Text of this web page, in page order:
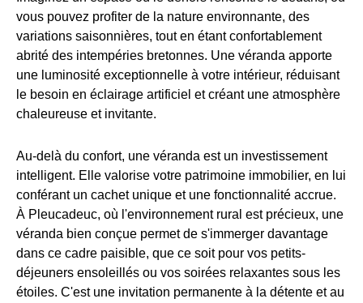
vous pouvez profiter de la nature environnante, des
variations saisonnières, tout en étant confortablement
abrité des intempéries bretonnes. Une véranda apporte
une luminosité exceptionnelle à votre intérieur, réduisant
le besoin en éclairage artificiel et créant une atmosphère
chaleureuse et invitante.
Au-delà du confort, une véranda est un investissement
intelligent. Elle valorise votre patrimoine immobilier, en lui
conférant un cachet unique et une fonctionnalité accrue.
À Pleucadeuc, où l'environnement rural est précieux, une
véranda bien conçue permet de s'immerger davantage
dans ce cadre paisible, que ce soit pour vos petits-
déjeuners ensoleillés ou vos soirées relaxantes sous les
étoiles. C'est une invitation permanente à la détente et au